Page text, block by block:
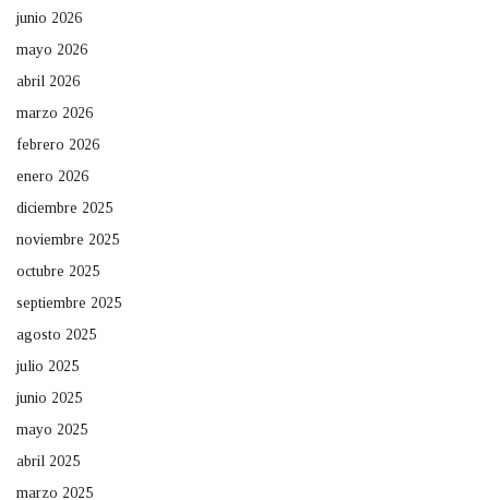
junio 2026
mayo 2026
abril 2026
marzo 2026
febrero 2026
enero 2026
diciembre 2025
noviembre 2025
octubre 2025
septiembre 2025
agosto 2025
julio 2025
junio 2025
mayo 2025
abril 2025
marzo 2025